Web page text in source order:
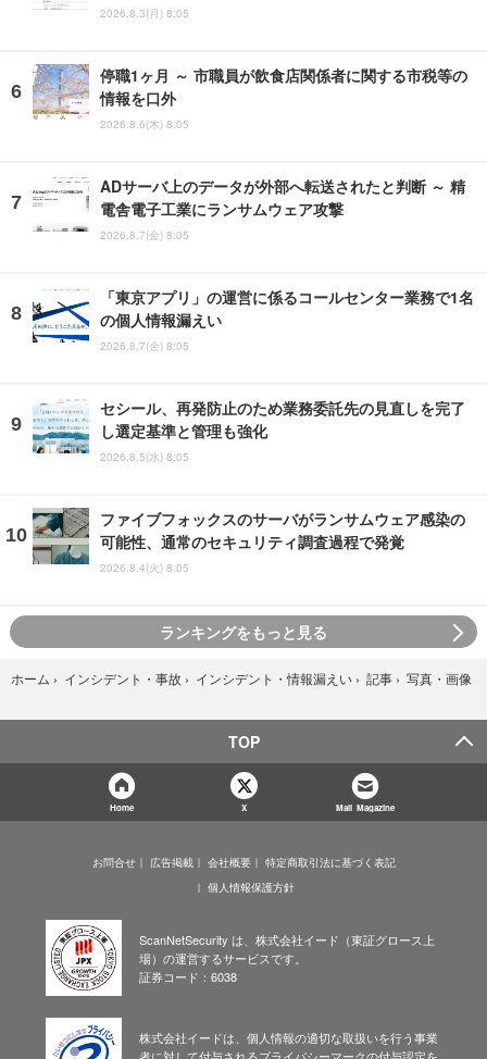
2026.8.3(月) 8:05
停職1ヶ月 ～ 市職員が飲食店関係者に関する市税等の
情報を口外
2026.8.6(木) 8:05
ADサーバ上のデータが外部へ転送されたと判断 ～ 精
電舎電子工業にランサムウェア攻撃
2026.8.7(金) 8:05
「東京アプリ」の運営に係るコールセンター業務で1名
の個人情報漏えい
2026.8.7(金) 8:05
セシール、再発防止のため業務委託先の見直しを完了
し選定基準と管理も強化
2026.8.5(水) 8:05
ファイブフォックスのサーバがランサムウェア感染の
可能性、通常のセキュリティ調査過程で発覚
2026.8.4(火) 8:05
ランキングをもっと見る
ホーム › インシデント・事故 › インシデント・情報漏えい › 記事 › 写真・画像
TOP
Home X Mail Magazine
お問合せ 広告掲載 会社概要
特定商取引法に基づく表記
個人情報保護方針
ScanNetSecurity は、株式会社イード（東証グロース上
場）の運営するサービスです。
証券コード：6038
株式会社イードは、個人情報の適切な取扱いを行う事業